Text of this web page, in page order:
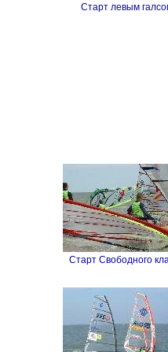
Старт левым
Старт Свободного